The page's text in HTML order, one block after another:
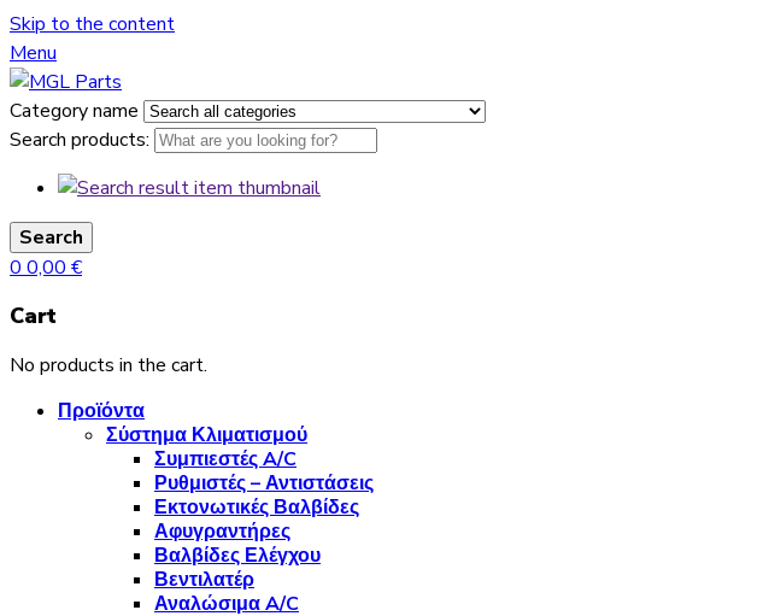
Skip to the content
Menu
Category name
Search products:
Search
0 0,00 €
Cart
No products in the cart.
Προϊόντα
Σύστημα Κλιματισμού
Συμπιεστές A/C
Ρυθμιστές – Αντιστάσεις
Εκτονωτικές Βαλβίδες
Αφυγραντήρες
Βαλβίδες Ελέγχου
Βεντιλατέρ
Αναλώσιμα A/C